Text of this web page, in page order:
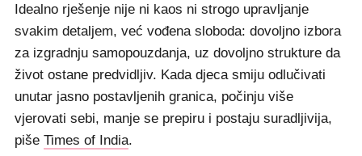
Idealno rješenje nije ni kaos ni strogo upravljanje
svakim detaljem, već vođena sloboda: dovoljno izbora
za izgradnju samopouzdanja, uz dovoljno strukture da
život ostane predvidljiv. Kada djeca smiju odlučivati
unutar jasno postavljenih granica, počinju više
vjerovati sebi, manje se prepiru i postaju suradljivija,
piše Times of India.